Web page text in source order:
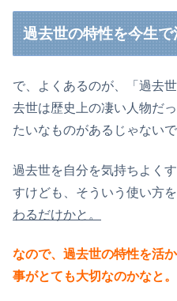
過去世の特性を今生で
で、よくあるのが、「過去
去世は歴史上の凄い人物だ
たいなものがあるじゃないで
過去世を自分を気持ちよく
すけども、そういう使い方
わるだけかと。
なので、過去世の特性を活
事がとても大切なのかなと。